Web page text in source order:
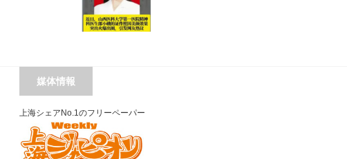
媒体情報
上海シェアNo.1のフリーペーパー